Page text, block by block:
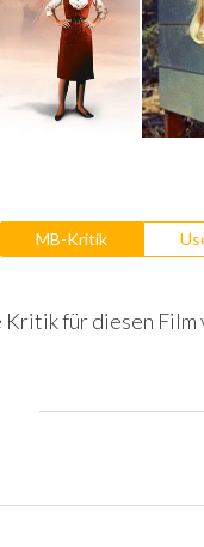
MB-Kritik
für diesen Film